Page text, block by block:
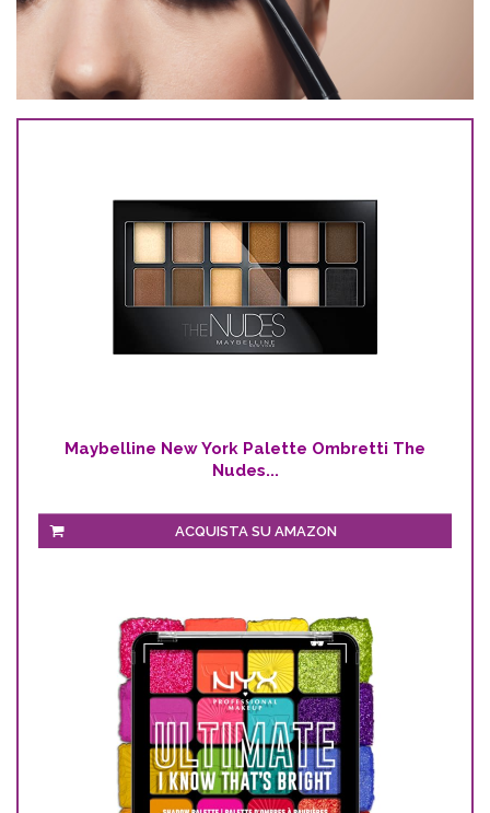
Maybelline New York Palette Ombretti The
Nudes...
ACQUISTA SU AMAZON